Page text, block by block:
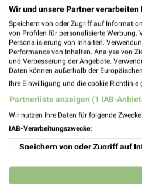
RHG Bau
06901
Heute
Wir und unsere Partner
Speichern von oder Zugriff auf
von Profilen für personalisierte Werbung.
Personalisierung von Inhalten.
Performance von Inhalten. Analyse von
und Verbesserung der Angebote.
Daten können außerhalb der
Ihre Einwilligung und die cookie
Partnerliste anzeigen (1 IAB-
Wir nutzen Ihre Daten für folgende Zwecke:
IAB-Verarbeitungszwecke:
Speichern von oder Zugriff auf
Verwendung reduzierter Daten